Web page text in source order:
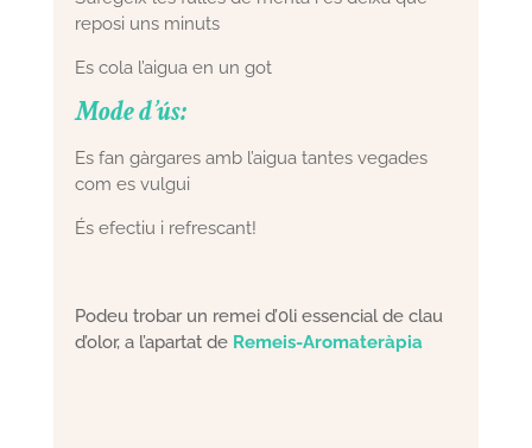
reposi uns minuts
Es cola l’aigua en un got
Mode d’ús:
Es fan gàrgares amb l’aigua tantes vegades
com es vulgui
És efectiu i refrescant!
Podeu trobar un remei d’0li essencial de clau
d’olor, a l’apartat de Remeis-Aromateràpia